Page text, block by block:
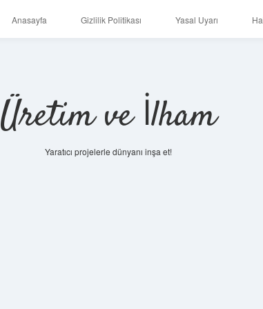
Anasayfa Gizlilik Politikası Yasal Uyarı
Üretim ve İlham
Yaratıcı projelerle dünyanı inşa et!